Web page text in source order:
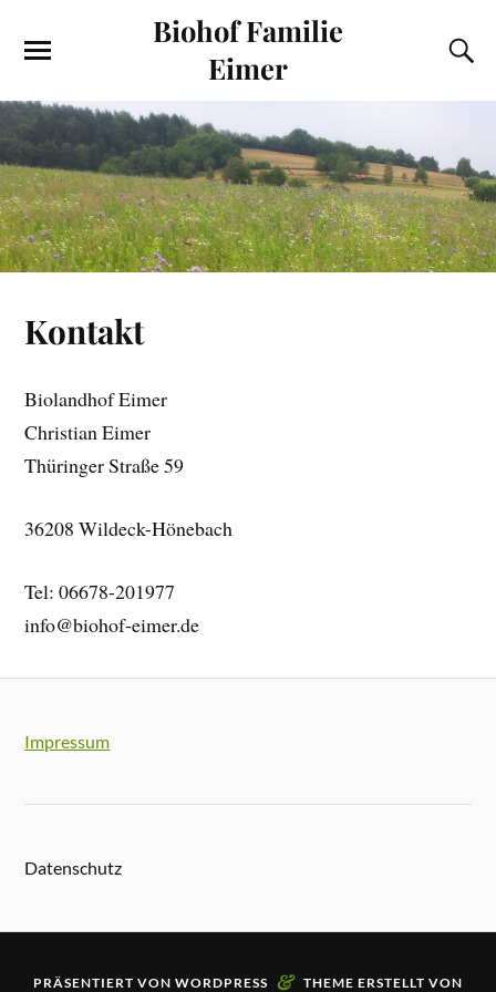
Biohof Familie
Eimer
Kontakt
Biolandhof Eimer
Christian Eimer
Thüringer Straße 59
36208 Wildeck-Hönebach
Tel: 06678-201977
info@biohof-eimer.de
Impressum
Datenschutz
PRÄSENTIERT VON WORDPRESS & THEME ERSTELLT VON